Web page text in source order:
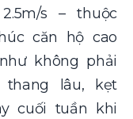
s – thuộc
căn hộ cao
không phải
lâu, kẹt
cuối tuần khi